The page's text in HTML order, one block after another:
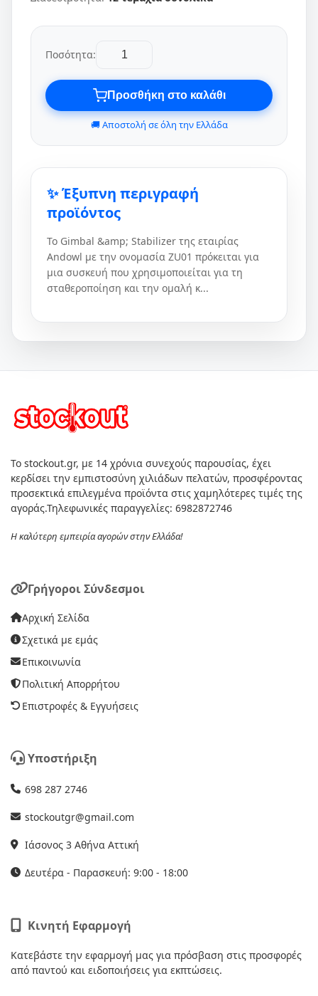
Ποσότητα:
Προσθήκη στο καλάθι
🚚 Αποστολή σε όλη την Ελλάδα
✨ Έξυπνη περιγραφή
προϊόντος
Το Gimbal &amp; Stabilizer της εταιρίας
Andowl με την ονομασία ZU01 πρόκειται για
μια συσκευή που χρησιμοποιείται για τη
σταθεροποίηση και την ομαλή κ...
Το stockout.gr, με 14 χρόνια συνεχούς παρουσίας, έχει
κερδίσει την εμπιστοσύνη χιλιάδων πελατών, προσφέροντας
προσεκτικά επιλεγμένα προϊόντα στις χαμηλότερες τιμές της
αγοράς.Τηλεφωνικές παραγγελίες: 6982872746
Η καλύτερη εμπειρία αγορών στην Ελλάδα!
Γρήγοροι Σύνδεσμοι
Αρχική Σελίδα
Σχετικά με εμάς
Επικοινωνία
Πολιτική Απορρήτου
Επιστροφές & Εγγυήσεις
Υποστήριξη
698 287 2746
stockoutgr@gmail.com
Ιάσονος 3 Αθήνα Αττική
Δευτέρα - Παρασκευή: 9:00 - 18:00
Κινητή Εφαρμογή
Κατεβάστε την εφαρμογή μας για πρόσβαση στις προσφορές
από παντού και ειδοποιήσεις για εκπτώσεις.